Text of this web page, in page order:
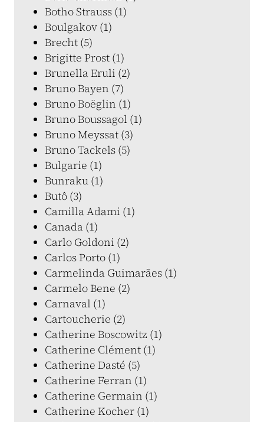
Botho Strauss (1)
Boulgakov (1)
Brecht (5)
Brigitte Prost (1)
Brunella Eruli (2)
Bruno Bayen (7)
Bruno Boëglin (1)
Bruno Boussagol (1)
Bruno Meyssat (3)
Bruno Tackels (5)
Bulgarie (1)
Bunraku (1)
Butô (3)
Camilla Adami (1)
Canada (1)
Carlo Goldoni (2)
Carlos Porto (1)
Carmelinda Guimarães (1)
Carmelo Bene (2)
Carnaval (1)
Cartoucherie (2)
Catherine Boscowitz (1)
Catherine Clément (1)
Catherine Dasté (5)
Catherine Ferran (1)
Catherine Germain (1)
Catherine Kocher (1)